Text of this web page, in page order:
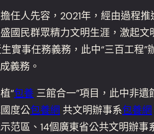
任人先容，2021年，經由過程
國民群眾精力文明生涯，激起
實事任務義務，此中“三百工程
義務。
“包養 三館合一”項目，此中非
度公包養網 共文明辦事系包養網
范區、14個廣東省公共文明辦